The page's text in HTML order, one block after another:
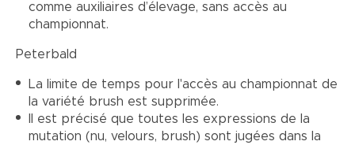
comme auxiliaires d’élevage, sans accès au
championnat.
Peterbald
La limite de temps pour l'accès au championnat de
la variété brush est supprimée.
Il est précisé que toutes les expressions de la
mutation (nu, velours, brush) sont jugées dans la